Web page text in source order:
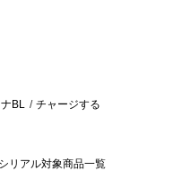
BL チャージする
シリアル対象商品一覧